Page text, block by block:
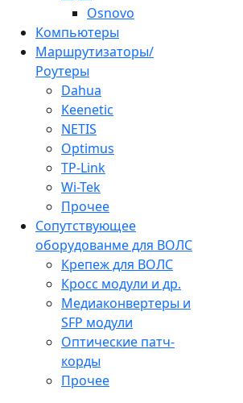
Osnovo
Компьютеры
Маршрутизаторы/
Роутеры
Dahua
Keenetic
NETIS
Optimus
TP-Link
Wi-Tek
Прочее
Сопутствующее
оборудованме для ВОЛС
Крепеж для ВОЛС
Кросс модули и др.
Медиаконвертеры и
SFP модули
Оптические патч-
корды
Прочее